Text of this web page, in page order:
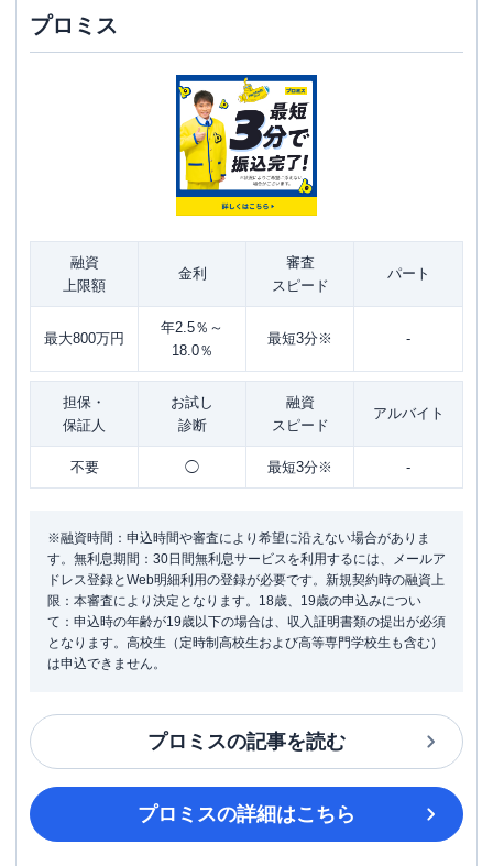
プロミス
融資
上限額
金利
審査
スピード
パート
最大800万円
年2.5％～
18.0％
最短3分※ -
担保・
保証人
お試し
診断
融資
スピード
アルバイト
不要 ◯ 最短3分※ -
※融資時間：申込時間や審査により希望に沿えない場合がありま
す。無利息期間：30日間無利息サービスを利用するには、メールア
ドレス登録とWeb明細利用の登録が必要です。新規契約時の融資上
限：本審査により決定となります。18歳、19歳の申込みについ
て：申込時の年齢が19歳以下の場合は、収入証明書類の提出が必須
となります。高校生（定時制高校生および高等専門学校生も含む）
は申込できません。
プロミスの記事を読む
プロミスの詳細はこちら